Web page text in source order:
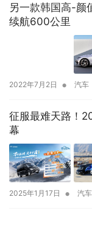
另一款韩国高-颜
续航600公里
2022年7月2日 • 汽车
征服最难天路！
幕
2025年1月17日 • 汽车